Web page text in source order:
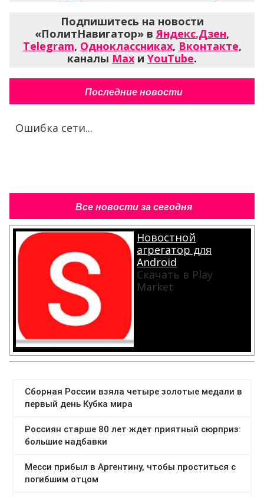
Подпишитесь на новости
«ПолитНавигатор» вЯндекс.Дзен,
Telegram, Одноклассниках, Вконтакте,
каналы Max и YouTube.
Последние новости
Ошибка сети...
Все новости за сегодня
Новостной
агрегатор для
Android
Скачать в Play
Market